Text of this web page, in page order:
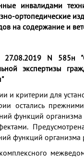
инвалидами
ортопедические
на содержание и
27.08.2019 N 585н
экспертизы
и критерии для
остались
функций
функций организма